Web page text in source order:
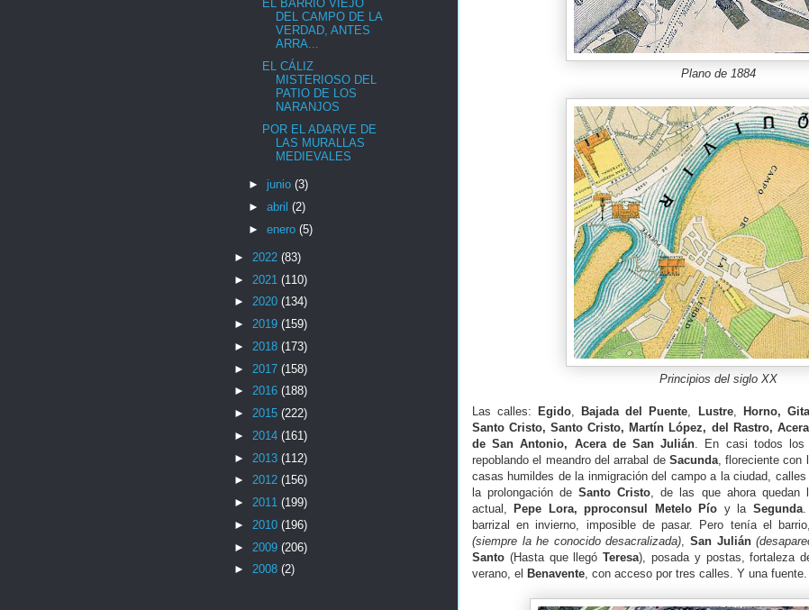
Plano de 1884
Principios del siglo XX
Las calles: Egido, Bajada del Puente, Lustre,
Horno,
Santo Cristo, Santo Cristo, Martín López, del Rastro,
de San Antonio, Acera de San Julián. En casi todos los
repoblando el meandro del arrabal de Sacunda, floreciente con
casas humildes de la inmigración del campo a la ciudad,
la prolongación deSanto Cristo, de las que ahora quedan
actual,
Pepe Lora, pproconsul Metelo Pío y la Segunda.
barrizal en invierno, imposible de pasar. Pero tenía el
(siempre la he conocido desacralizada), San Julián
Santo (Hasta que llegóTeresa), posada y postas, fortaleza
verano, el Benavente, con acceso por tres calles. Y una fuente.
EL BARRIO VIEJO
DEL CAMPO DE LA
VERDAD, ANTES
ARRA...
EL CÁLIZ
MISTERIOSO DEL
PATIO DE LOS
NARANJOS
POR EL ADARVE DE
LAS MURALLAS
MEDIEVALES
► junio (3)
► abril (2)
► enero (5)
► 2022 (83)
► 2021 (110)
► 2020 (134)
► 2019 (159)
► 2018 (173)
► 2017 (158)
► 2016 (188)
► 2015 (222)
► 2014 (161)
► 2013 (112)
► 2012 (156)
► 2011 (199)
► 2010 (196)
► 2009 (206)
► 2008 (2)